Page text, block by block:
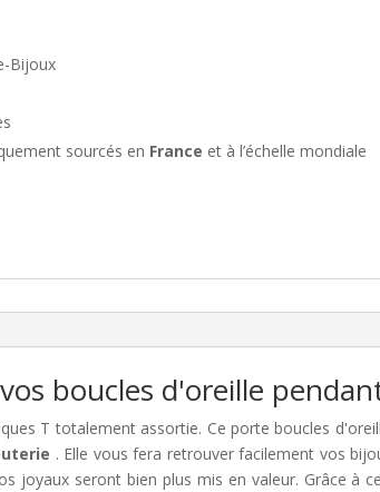
Bijoux
sourcés en France et à l’échelle mondiale
boucles d'oreille
T totalement assortie. Ce porte boucles
. Elle vous fera retrouver facilement vos
joyaux seront bien plus mis en valeur. Grâce à